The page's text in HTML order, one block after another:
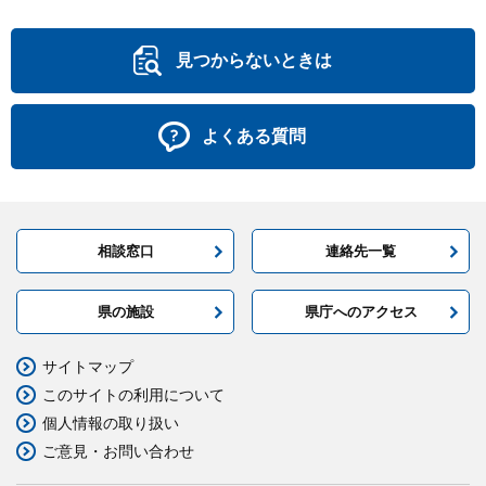
見つからないときは
よくある質問
相談窓口 連絡先一覧
県の施設 県庁へのアクセス
サイトマップ
このサイトの利用について
個人情報の取り扱い
ご意見・お問い合わせ